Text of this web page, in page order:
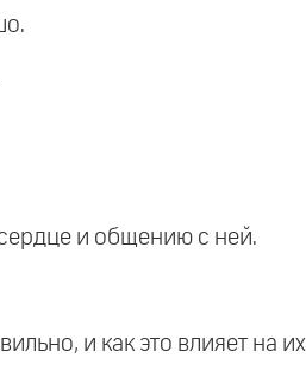
и общению с ней.
и как это влияет на их